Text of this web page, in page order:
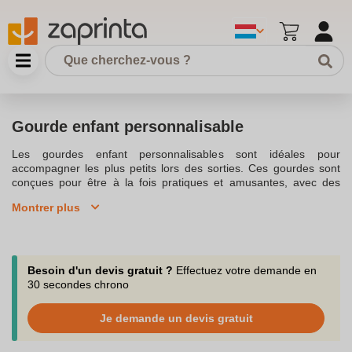
Gourde enfant personnalisable
Les gourdes enfant personnalisables sont idéales pour
accompagner les plus petits lors des sorties. Ces gourdes sont
conçues pour être à la fois pratiques et amusantes, avec des
selon les préférences de votre enfant. Grâce à leur double paroi
parfaite pour les activités sportives ou les journées à l'école
maternelle.Parmi les différents types de bouchons, vous pouvez
choisir entre un bouchon à paille ou un bouchon pipette, tous
alternative aux bouteilles en plastique, favorisant des gestes éco-
responsables tout en étant sans BPA et réutilisable. Les gourdes
enfant isothermes de 350ml ou 500 ml glissent facilement dans le
Montrer plus
Besoin d'un devis gratuit ? Effectuez votre demande en
30 secondes chrono
Je demande un devis gratuit